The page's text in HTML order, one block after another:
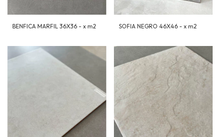
BENFICA MARFIL 36X36 - x m2 SOFIA NEGRO 46X46 - x m2